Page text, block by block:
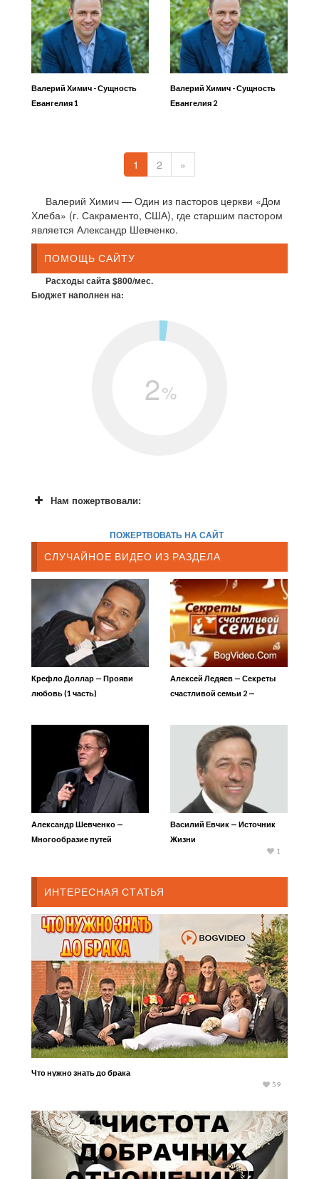
Валерий Химич - Сущность
Евангелия 1
Валерий Химич - Сущность
Евангелия 2
1 2 »
Валерий Химич — Один из пасторов церкви «Дом
Хлеба» (г. Сакраменто, США), где старшим пастором
является Александр Шевченко.
ПОМОЩЬ САЙТУ
Расходы сайта $800/мес.
Бюджет наполнен на:
2%
Нам пожертвовали:
ПОЖЕРТВОВАТЬ НА САЙТ
СЛУЧАЙНОЕ ВИДЕО ИЗ РАЗДЕЛА
Крефло Доллар — Прояви
любовь (1 часть)
Алексей Ледяев — Секреты
счастливой семьи 2 —
выборе партнера
Александр Шевченко —
Многообразие путей
Василий Евчик — Источник
Жизни
1
ИНТЕРЕСНАЯ СТАТЬЯ
Что нужно знать до брака
59